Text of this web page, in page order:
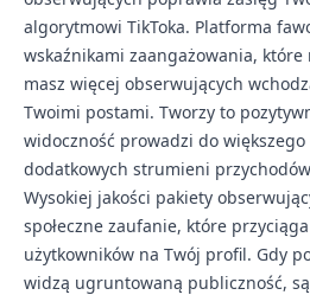
algorytmowi TikToka. Platforma
wskaźnikami zaangażowania,
masz więcej obserwujących
Twoimi postami. Tworzy to
widoczność prowadzi do
dodatkowych strumieni
Wysokiej jakości pakiety
społeczne zaufanie, które
użytkowników na Twój profil. Gdy
widzą ugruntowaną publiczność,